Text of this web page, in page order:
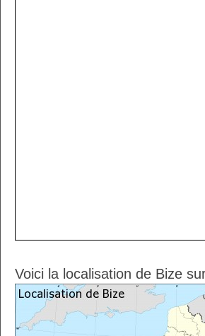
Voici la localisation de Bize